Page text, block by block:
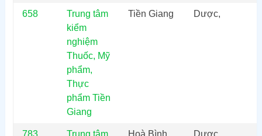
658
Trung tâm
kiểm
nghiệm
Thuốc, Mỹ
phẩm,
Thực
phẩm Tiền
Giang
Tiền Giang Dược,
783 Trung tâm Hoà Bình Dược,